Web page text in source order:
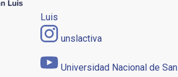
Luis
unslactiva
Universidad Nacional de San